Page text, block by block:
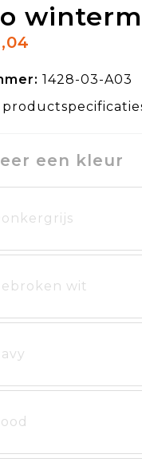
1428-03-A03
een kleur
wit